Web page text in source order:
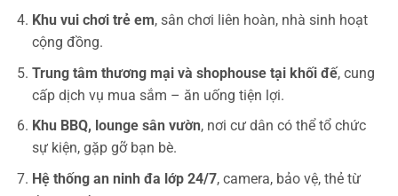
Khu vui chơi trẻ em, sân chơi liên hoàn, nhà sinh hoạt
cộng đồng.
Trung tâm thương mại và shophouse tại khối đế, cung
cấp dịch vụ mua sắm – ăn uống tiện lợi.
Khu BBQ, lounge sân vườn, nơi cư dân có thể tổ chức
sự kiện, gặp gỡ bạn bè.
Hệ thống an ninh đa lớp 24/7, camera, bảo vệ, thẻ từ